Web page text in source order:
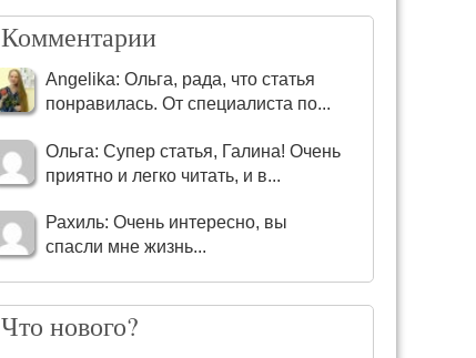
Комментарии
Angelika: Ольга, рада, что статья
понравилась. От специалиста по...
Ольга: Супер статья, Галина! Очень
приятно и легко читать, и в...
Рахиль: Очень интересно, вы
спасли мне жизнь...
Что нового?